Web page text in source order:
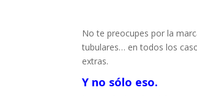
No te preocupes por la
tubulares… en todos los
extras.
Y no sólo eso.